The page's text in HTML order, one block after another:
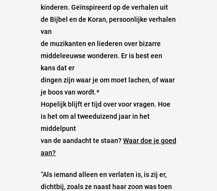
kinderen. Geïnspireerd op de verhalen uit
de Bijbel en de Koran, persoonlijke verhalen
van
de muzikanten en liederen over bizarre
middeleeuwse wonderen. Er is best een
kans dat er
dingen zijn waar je om moet lachen, of waar
je boos van wordt.*
Hopelijk blijft er tijd over voor vragen. Hoe
is het om al tweeduizend jaar in het
middelpunt
van de aandacht te staan?Waar doe je goed
aan?
“Als iemand alleen en verlaten is, is zij er,
dichtbij, zoals ze naast haar zoon was toen